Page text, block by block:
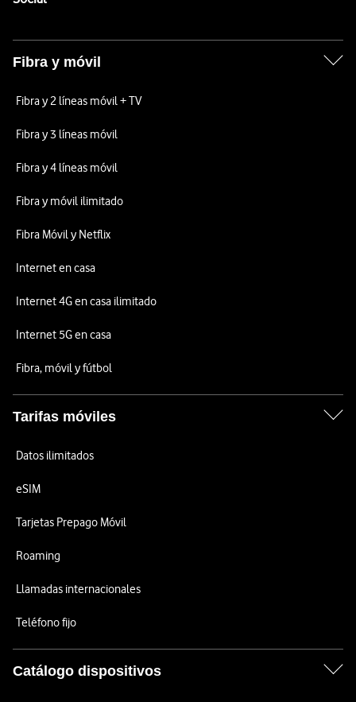
Fibra y móvil
Fibra y 2 líneas móvil + TV
Fibra y 3 líneas móvil
Fibra y 4 líneas móvil
Fibra y móvil ilimitado
Fibra Móvil y Netflix
Internet en casa
Internet 4G en casa ilimitado
Internet 5G en casa
Fibra, móvil y fútbol
Tarifas móviles
Datos ilimitados
eSIM
Tarjetas Prepago Móvil
Roaming
Llamadas internacionales
Teléfono fijo
Catálogo dispositivos